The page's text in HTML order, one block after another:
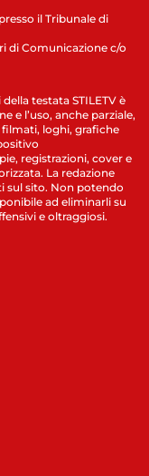
il Tribunale di
di Comunicazione c/o
testata STILETV è
e l’uso, anche parziale,
loghi, grafiche
registrazioni, cover e
La redazione
sul sito. Non potendo
ad eliminarli su
e oltraggiosi.